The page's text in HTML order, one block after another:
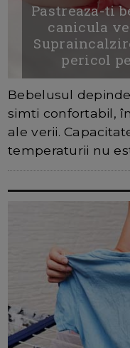
Pastreaza-ti
canicula
pericol
Bebelusul
simti confortabil,
ale verii.
temperaturii nu